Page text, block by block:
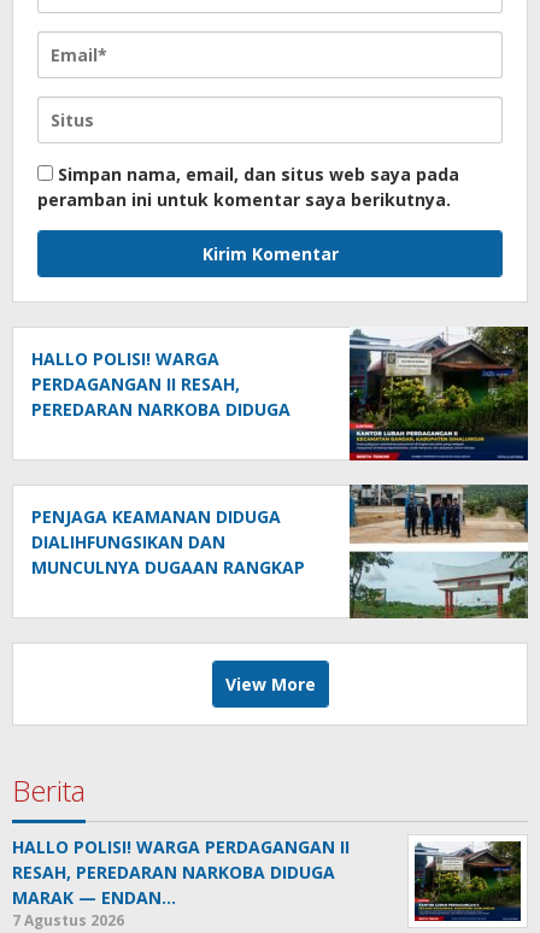
Simpan nama, email, dan situs web saya pada
peramban ini untuk komentar saya berikutnya.
HALLO POLISI! WARGA
PERDAGANGAN II RESAH,
PEREDARAN NARKOBA DIDUGA
ANAK BAND DAN “GENK KUBA CS”
DISEBUT DALAM INFORMASI
MASYARAKAT
PENJAGA KEAMANAN DIDUGA
DIALIHFUNGSIKAN DAN
MUNCULNYA DUGAAN RANGKAP
PALMCO UNIT KEBUN MAYANG
View More
Berita
HALLO POLISI! WARGA PERDAGANGAN II
RESAH, PEREDARAN NARKOBA DIDUGA
MARAK — ENDAN…
7 Agustus 2026